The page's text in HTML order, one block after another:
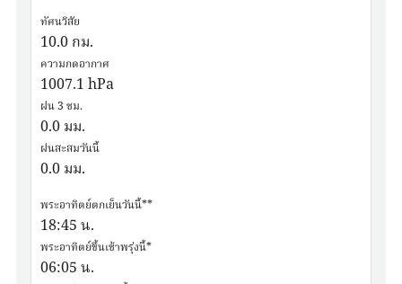
ทัศนวิสัย
10.0กม.
ความกดอากาศ
1007.1hPa
ฝน 3 ชม.
0.0มม.
ฝนสะสมวันนี้
0.0มม.
พระอาทิตย์ตกเย็นวันนี้**
18:45น.
พระอาทิตย์ขึ้นเช้าพรุ่งนี้*
06:05น.